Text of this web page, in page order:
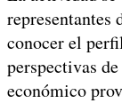
representantes
conocer el
perspectivas
económico